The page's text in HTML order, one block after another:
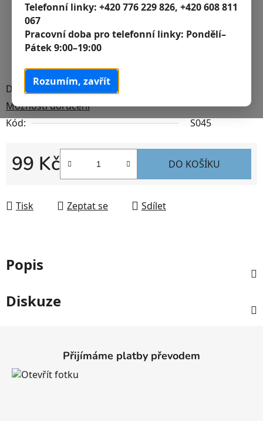
Telefonní linky: +420 776 229 826, +420 608 811
067
Pracovní doba pro telefonní linky: Pondělí–
Pátek 9:00–19:00
Rozumím, zavřít
Dostupnost
Možnosti doručení
Kód:
S045
99 Kč
Měrná cena:
DO KOŠÍKU
Tisk Zeptat se Sdílet
Popis
Diskuze
Přijímáme platby převodem